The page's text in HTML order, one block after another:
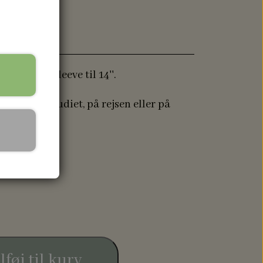
Sleeve til 14''.
til studiet, på rejsen eller på